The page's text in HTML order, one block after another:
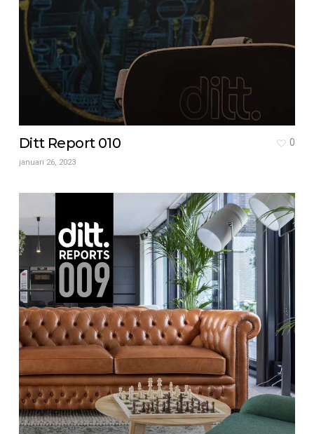
Ditt Report 010
januari 26, 2023
0